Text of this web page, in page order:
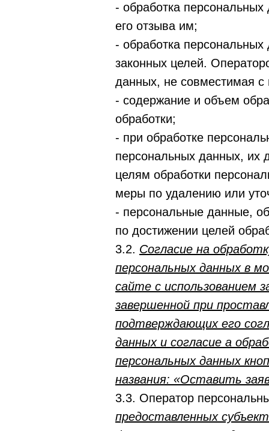
- обработка
его отзыва им;
- обработка
законных целей.
данных, не совместимая
- содержание и объем
обработки;
- при обработке
персональных данных, их
целям обработки
меры по удалению или
- персональные данные,
по достижении целей
3.2. Согласие на
персональных данных в
сайте с использованием
завершенной при
подтверждающих его
данных и согласие а
персональных данных
названия: «Оставить
3.3. Оператор
предоставленных